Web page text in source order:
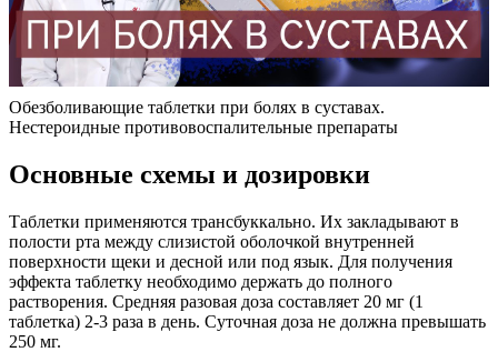
Обезболивающие таблетки при болях в суставах.
Нестероидные противовоспалительные препараты
Основные схемы и дозировки
Таблетки применяются трансбуккально. Их закладывают в
полости рта между слизистой оболочкой внутренней
поверхности щеки и десной или под язык. Для получения
эффекта таблетку необходимо держать до полного
растворения. Средняя разовая доза составляет 20 мг (1
таблетка) 2-3 раза в день. Суточная доза не должна превышать
250 мг.